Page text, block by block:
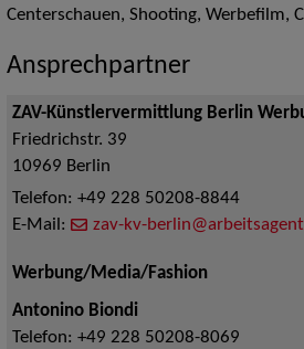
Centerschauen, Shooting, Werbefilm,
Ansprechpartner
ZAV-Künstlervermittlung Berlin
Friedrichstr. 39
10969 Berlin
Telefon: +49 228 50208-8844
E-Mail:
zav-kv-
Werbung/Media/Fashion
Antonino Biondi
Telefon: +49 228 50208-8069